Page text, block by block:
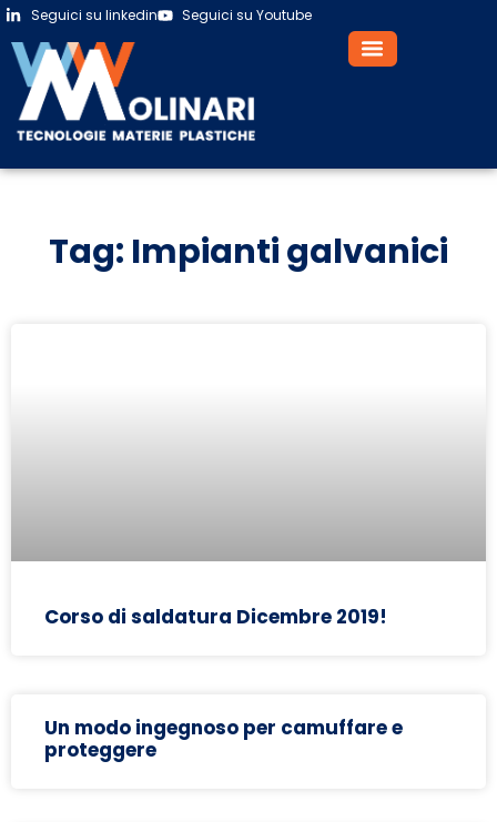
Seguici su linkedin Seguici su Youtube
Tag: Impianti galvanici
Corso di saldatura Dicembre 2019!
Un modo ingegnoso per camuffare e
proteggere